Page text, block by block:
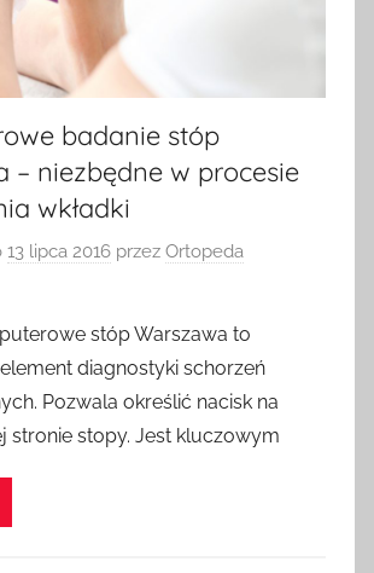
badanie stóp
– niezbędne w procesie
wkładki
13 lipca 2016 przez Ortopeda
stóp Warszawa to
diagnostyki schorzeń
Pozwala określić nacisk na
stronie stopy. Jest kluczowym